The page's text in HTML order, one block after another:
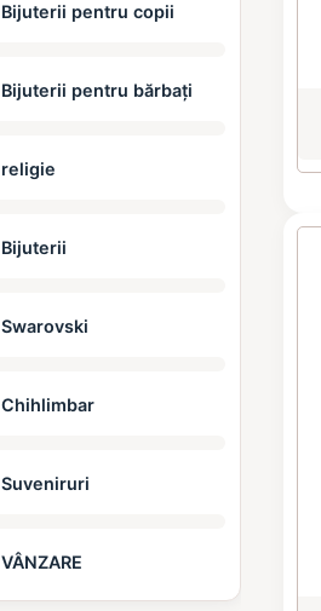
Bijuterii pentru copii
Bijuterii pentru bărbați
religie
Bijuterii
Swarovski
Chihlimbar
Suveniruri
VÂNZARE